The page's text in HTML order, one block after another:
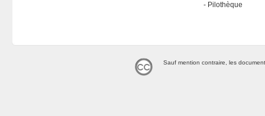
Pilothèque
Sauf mention contraire, les